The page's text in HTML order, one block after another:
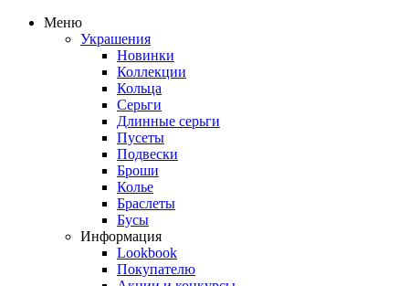
Меню
Украшения
Новинки
Коллекции
Кольца
Серьги
Длинные серьги
Пусеты
Подвески
Броши
Колье
Браслеты
Бусы
Информация
Lookbook
Покупателю